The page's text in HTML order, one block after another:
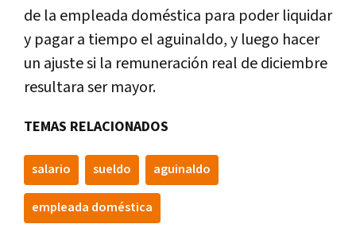
de la empleada doméstica para poder liquidar
y pagar a tiempo el aguinaldo, y luego hacer
un ajuste si la remuneración real de diciembre
resultara ser mayor.
TEMAS RELACIONADOS
salario sueldo aguinaldo
empleada doméstica